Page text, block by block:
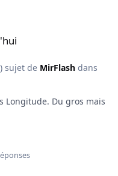
sujet de MirFlashdans
Longitude. Du gros mais